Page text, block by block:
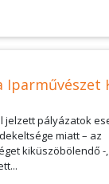
Iparművészet
jelzett pályázatok
miatt – az
kiküszöbölendő -